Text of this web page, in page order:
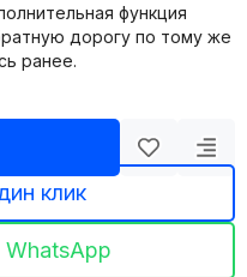
функция
дорогу по тому же
ранее.
клик